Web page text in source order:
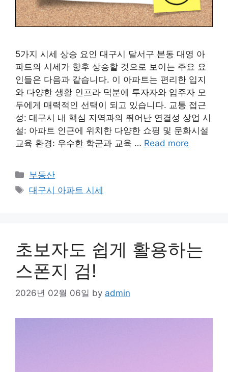
5가지 시세 상승 요인 대구시 달서구 본동 대영 아
파트의 시세가 향후 상승할 것으로 보이는 주요 요
인들은 다음과 같습니다. 이 아파트는 편리한 입지
와 다양한 생활 인프라 덕분에 투자자와 입주자 모
두에게 매력적인 선택이 되고 있습니다. 교통 접근
성: 대구시 내 핵심 지역과의 뛰어난 연결성 상업 시
설: 아파트 인근에 위치한 다양한 쇼핑 및 문화시설
교육 환경: 우수한 학군과 교육 … Read more
Categories
부동산
Tags
대구시 아파트 시세
초보자도 쉽게 활용하는
스폰지 검!
2026년 02월 06일 by admin